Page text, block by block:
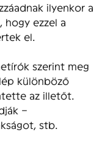
ilyenkor a
hogy ezzel a
el.
szerint meg
különböző
az illetőt.
–
stb.